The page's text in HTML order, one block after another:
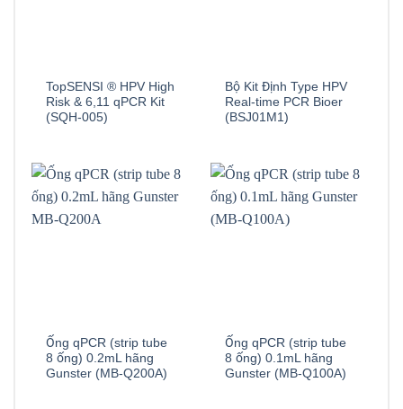
TopSENSI ® HPV High
Risk & 6,11 qPCR Kit
(SQH-005)
Bộ Kit Định Type HPV
Real-time PCR Bioer
(BSJ01M1)
Ống qPCR (strip tube
8 ống) 0.2mL hãng
Gunster (MB-Q200A)
Ống qPCR (strip tube
8 ống) 0.1mL hãng
Gunster (MB-Q100A)